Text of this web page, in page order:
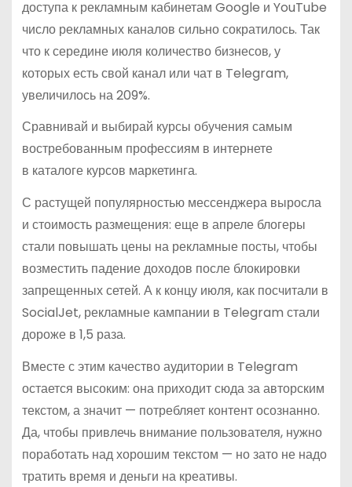
доступа к рекламным кабинетам Google и YouTube
число рекламных каналов сильно сократилось. Так
что к середине июля количество бизнесов, у
которых есть свой канал или чат в Telegram,
увеличилось на 209%.
Сравнивай и выбирай курсы обучения самым
востребованным профессиям в интернете
в каталоге курсов маркетинга.
С растущей популярностью мессенджера выросла
и стоимость размещения: еще в апреле блогеры
стали повышать цены на рекламные посты, чтобы
возместить падение доходов после блокировки
запрещенных сетей. А к концу июля, как посчитали в
SocialJet, рекламные кампании в Telegram стали
дороже в 1,5 раза.
Вместе с этим качество аудитории в Telegram
остается высоким: она приходит сюда за авторским
текстом, а значит — потребляет контент осознанно.
Да, чтобы привлечь внимание пользователя, нужно
поработать над хорошим текстом — но зато не надо
тратить время и деньги на креативы.